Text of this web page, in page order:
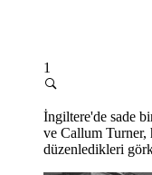
1
İngiltere'de sade
ve Callum Turner,
düzenledikleri